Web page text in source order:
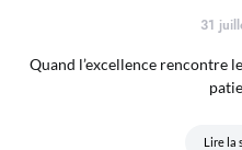
31
Quand l’excellence rencontre
Lire la